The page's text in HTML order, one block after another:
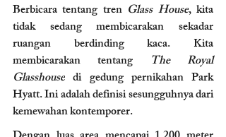
Berbicara tentang tren Glass House, kita
tidak sedang membicarakan sekadar
ruangan berdinding kaca. Kita
membicarakan tentang The Royal
Glasshouse di gedung pernikahan Park
Hyatt. Ini adalah definisi sesungguhnya dari
kemewahan kontemporer.